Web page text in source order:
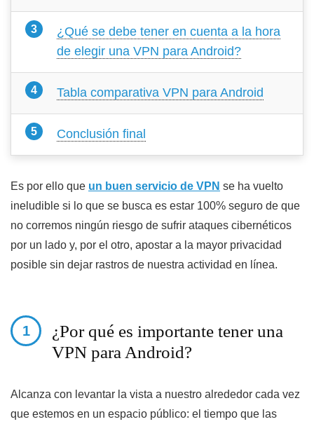
¿Qué se debe tener en cuenta a la hora
de elegir una VPN para Android?
Tabla comparativa VPN para Android
Conclusión final
Es por ello que un buen servicio de VPN se ha vuelto
ineludible si lo que se busca es estar 100% seguro de que
no corremos ningún riesgo de sufrir ataques cibernéticos
por un lado y, por el otro, apostar a la mayor privacidad
posible sin dejar rastros de nuestra actividad en línea.
¿Por qué es importante tener una
VPN para Android?
Alcanza con levantar la vista a nuestro alrededor cada vez
que estemos en un espacio público: el tiempo que las